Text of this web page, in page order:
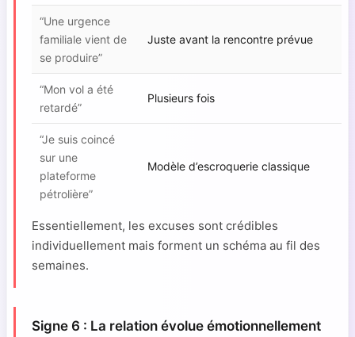
“Une urgence
familiale vient de
se produire”
Juste avant la rencontre prévue
“Mon vol a été
retardé”
Plusieurs fois
“Je suis coincé
sur une
plateforme
pétrolière”
Modèle d’escroquerie classique
Essentiellement, les excuses sont crédibles
individuellement mais forment un schéma au fil des
semaines.
Signe 6 : La relation évolue émotionnellement